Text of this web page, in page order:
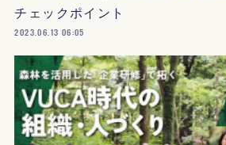
チェックポイント
2023.06.13 06:05